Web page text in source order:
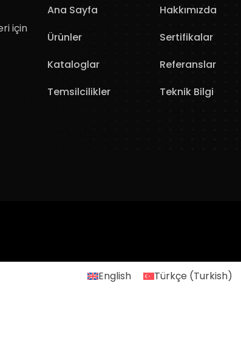
için
Ana Sayfa
Hakkımızda
Ürünler
Sertifikalar
Kataloglar
Referanslar
Temsilcilikler
Teknik Bilgi
English Türkçe (Turkish)